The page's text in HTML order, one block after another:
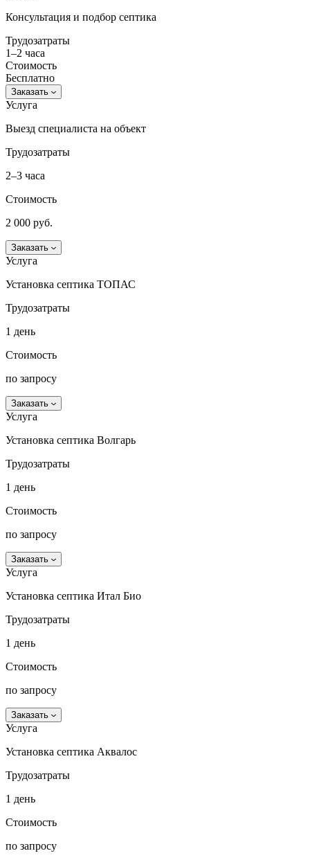
Консультация и подбор септика
Трудозатраты
1–2 часа
Стоимость
Бесплатно
Заказать
Услуга
Выезд специалиста на объект
Трудозатраты
2–3 часа
Стоимость
2 000 руб.
Заказать
Услуга
Установка септика ТОПАС
Трудозатраты
1 день
Стоимость
по запросу
Заказать
Услуга
Установка септика Волгарь
Трудозатраты
1 день
Стоимость
по запросу
Заказать
Услуга
Установка септика Итал Био
Трудозатраты
1 день
Стоимость
по запросу
Заказать
Услуга
Установка септика Аквалос
Трудозатраты
1 день
Стоимость
по запросу